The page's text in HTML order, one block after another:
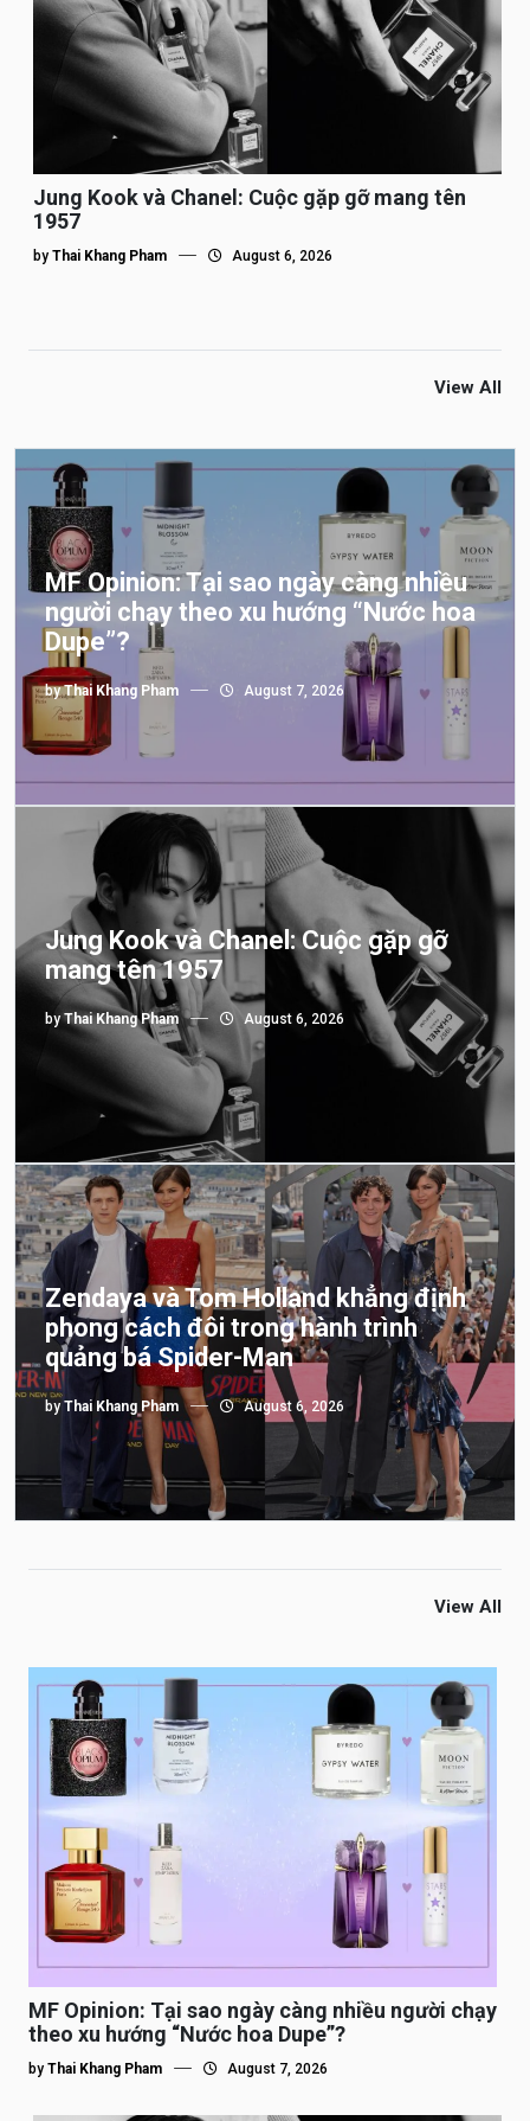
Jung Kook và Chanel: Cuộc gặp gỡ mang tên
1957
by Thai Khang Pham August 6, 2026
View All
MF Opinion: Tại sao ngày càng nhiều
người chạy theo xu hướng “Nước hoa
Dupe”?
byThai Khang Pham August 7, 2026
Jung Kook và Chanel: Cuộc gặp gỡ
mang tên 1957
byThai Khang Pham August 6, 2026
Zendaya và Tom Holland khẳng định
phong cách đôi trong hành trình
quảng bá Spider-Man
by Thai Khang Pham August 6, 2026
View All
MF Opinion: Tại sao ngày càng nhiều người chạy
theo xu hướng “Nước hoa Dupe”?
by Thai Khang Pham August 7, 2026